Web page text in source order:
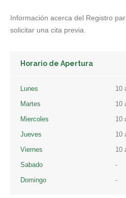
Información acerca del Registro
solicitar una cita previa.
Horario de Apertura
Lunes
10
Martes
10
Miercoles
10
Jueves
10
Viernes
10
Sabado
-
Domingo
-